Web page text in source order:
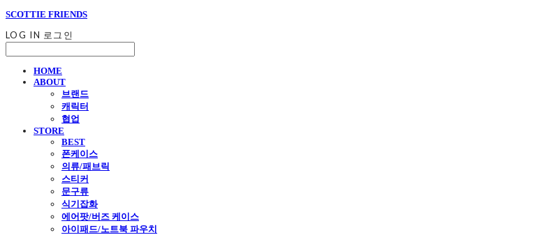
SCOTTIE FRIENDS
LOG IN 로그인
HOME
ABOUT
브랜드
캐릭터
협업
STORE
BEST
폰케이스
의류/패브릭
스티커
문구류
식기잡화
에어팟/버즈 케이스
아이패드/노트북 파우치